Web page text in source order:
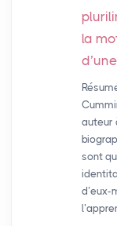
la
auteur
sont
d’eux-